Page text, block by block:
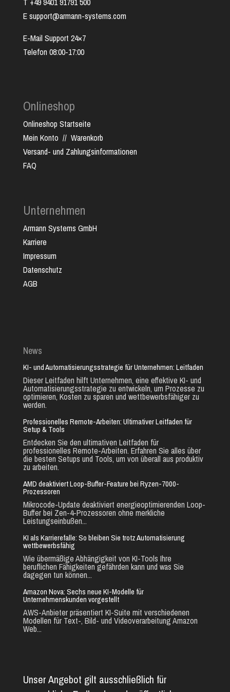
E support@armann-systems.com
E-Mail Support 24×7
Telefon 08:00-17:00
Onlineshop
Onlineshop Startseite
Mein Konto // Warenkorb
Versand- und Zahlungsinformationen
FAQ
Unternehmen
Armann Systems GmbH
Karriere
Impressum
Datenschutz
AGB
News
KI- und Automatisierungsstrategie für Unternehmen: Leitfaden
Dieser Leitfaden hilft Unternehmen, eine effektive KI- und
Automatisierungsstrategie zu entwickeln, um Prozesse zu
optimieren, Kosten zu sparen und wettbewerbsfähiger zu
werden.
Professionelles Remote-Arbeiten: Ultimativer Leitfaden für
Setup & Tools
Entdecken Sie den ultimativen Leitfaden für
professionelles Remote-Arbeiten. Erfahren Sie alles über
die besten Setups und Tools, um von überall aus produktiv
zu arbeiten.
AMD deaktiviert Loop-Buffer-Feature bei Ryzen-7000-
Prozessoren
Mikrocode-Update deaktiviert energieoptimierenden Loop-
Buffer bei Zen-4-Prozessoren ohne merkliche
Leistungseinbußen...
KI als Karrierefalle: So bleiben Sie trotz Automatisierung
wettbewerbsfähig
Wie übermäßige Abhängigkeit von KI-Tools Ihre
beruflichen Fähigkeiten gefährden kann und was Sie
dagegen tun können...
Amazon Nova: Sechs neue KI-Modelle für
Unternehmenskunden vorgestellt
AWS-Anbieter präsentiert KI-Suite mit verschiedenen
Modellen für Text-, Bild- und Videoverarbeitung Amazon
Web...
Unser Angebot gilt ausschließlich für